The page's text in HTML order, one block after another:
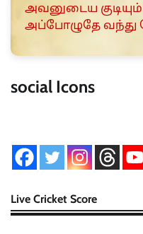
அவனுடைய
அப்போழுதே வந்து
social Icons
Live Cricket Score